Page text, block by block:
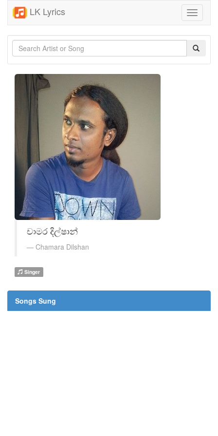
LK Lyrics
Toggle
චාමර දිල්ෂාන්
Chamara Dilshan
Singer
Songs Sung